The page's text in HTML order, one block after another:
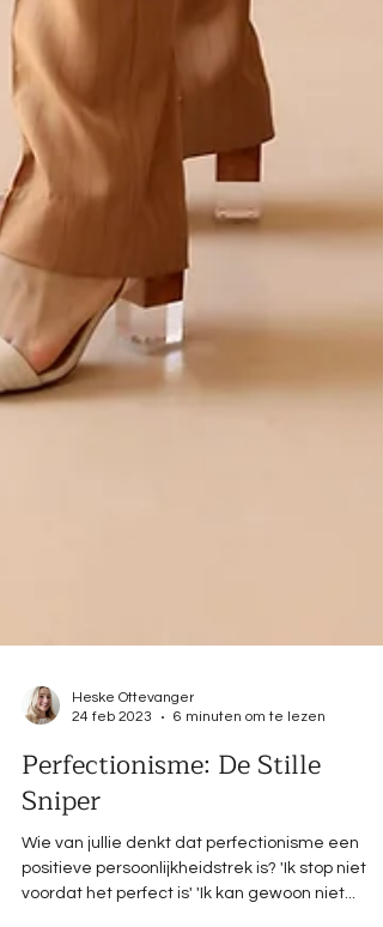
Heske Ottevanger
24 feb 2023
Perfectionisme: De Stille
Sniper